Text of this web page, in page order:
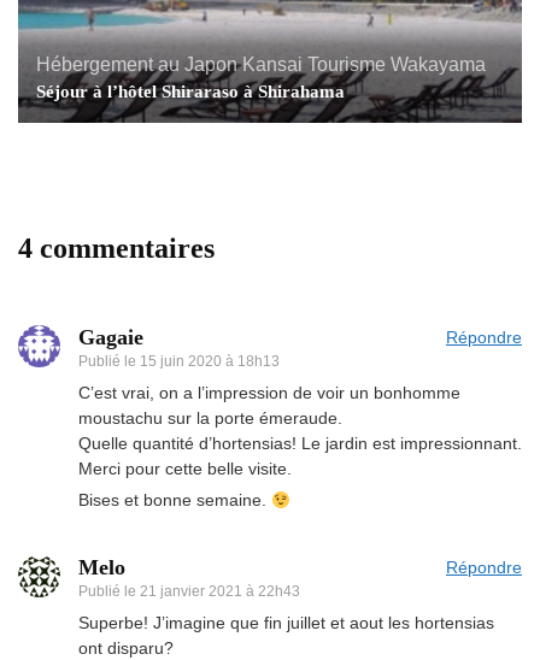
Hébergement au Japon Kansai Tourisme Wakayama
Séjour à l’hôtel Shiraraso à Shirahama
4 commentaires
Gagaie
Publié le 15 juin 2020 à 18h13
Répondre
C’est vrai, on a l’impression de voir un bonhomme
moustachu sur la porte émeraude.
Quelle quantité d’hortensias! Le jardin est impressionnant.
Merci pour cette belle visite.
Bises et bonne semaine.
Melo
Publié le 21 janvier 2021 à 22h43
Répondre
Superbe! J’imagine que fin juillet et aout les hortensias
ont disparu?